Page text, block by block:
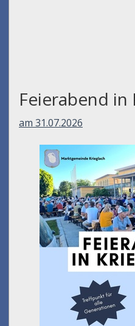
Feierabend in
am 31.07.2026